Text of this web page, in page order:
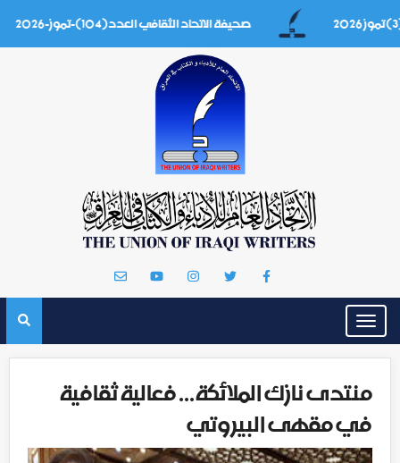
صحيفة الاتحاد الثقافي العدد(104)-تموز-2026
Toggle
navigation
منتدى نازك الملائكة... فعالية ثقافية
في مقهى البيروتي